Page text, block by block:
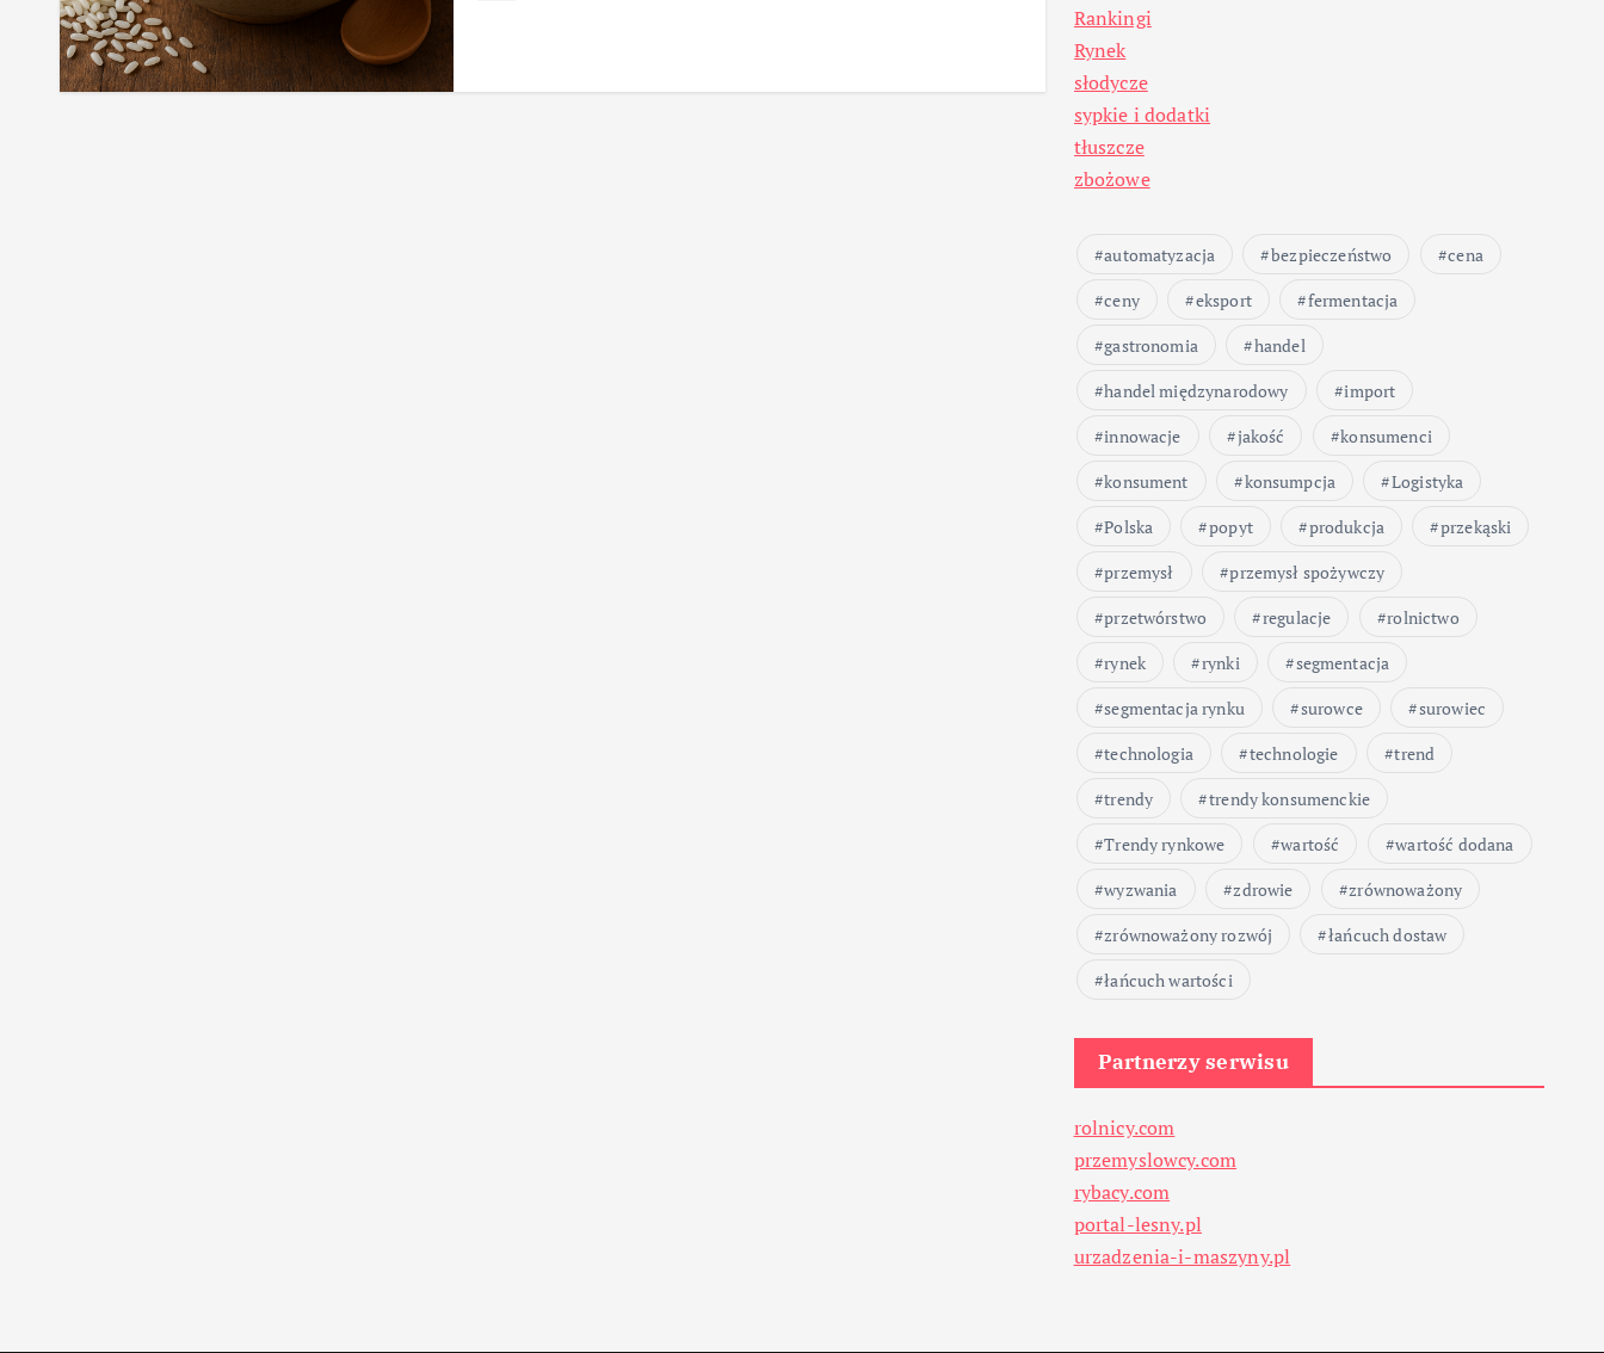
Rankingi
Rynek
słodycze
sypkie i dodatki
tłuszcze
zbożowe
automatyzacja bezpieczeństwo
cena
ceny
eksport
fermentacja
gastronomia
handel
handel międzynarodowy
import
innowacje
jakość
konsumenci
konsument
konsumpcja
Logistyka
Polska
popyt produkcja
przekąski
przemysł
przemysł spożywczy
przetwórstwo
regulacje
rolnictwo
rynek
rynki
segmentacja
segmentacja rynku
surowce
surowiec
technologia
technologie
trend
trendy
trendy konsumenckie
Trendy rynkowe
wartość
wartość dodana
wyzwania
zdrowie
zrównoważony
zrównoważony rozwój
łańcuch dostaw
łańcuch wartości
Partnerzy serwisu
rolnicy.com
przemyslowcy.com
rybacy.com
portal-lesny.pl
urzadzenia-i-maszyny.pl